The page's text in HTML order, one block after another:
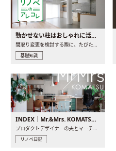
動かせない柱はおしゃれに活用！柱を魅せるリノベーション(リノベ)4選
基礎知識
INDEX｜Mr.&Mrs. KOMATSU renovation diary
リノベ日記